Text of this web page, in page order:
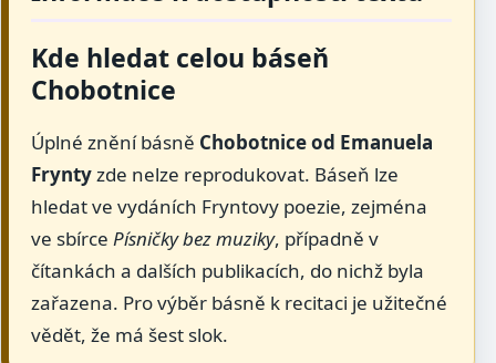
Kde hledat celou báseň
Chobotnice
Úplné znění básně Chobotnice od Emanuela
Fryntyzde nelze reprodukovat. Báseň lze
hledat ve vydáních Fryntovy poezie, zejména
ve sbírce Písničky bez muziky, případně v
čítankách a dalších publikacích, do nichž byla
zařazena. Pro výběr básně k recitaci je užitečné
vědět, že má šest slok.